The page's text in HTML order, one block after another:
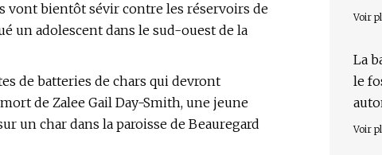
vont bientôt sévir contre les réservoirs de
un adolescent dans le sud-ouest de la
de batteries de chars qui devront
de Zalee Gail Day-Smith, une jeune
un char dans la paroisse de Beauregard
Voir
La
le
Voir